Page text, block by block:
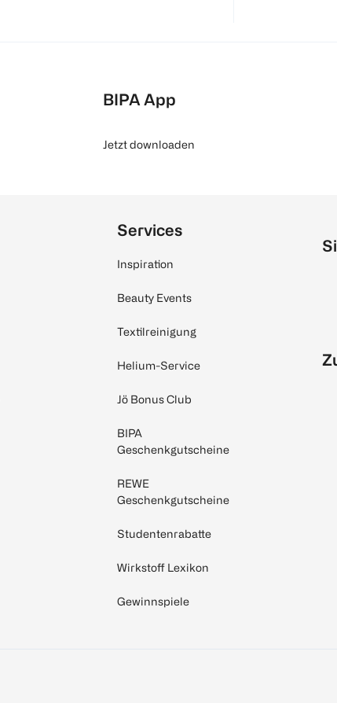
BIPA App
Jetzt downloaden
Services
Inspiration
Beauty Events
Textilreinigung
Helium-Service
Jö Bonus Club
BIPA
Geschenkgutscheine
REWE
Geschenkgutscheine
Studentenrabatte
Wirkstoff Lexikon
Gewinnspiele